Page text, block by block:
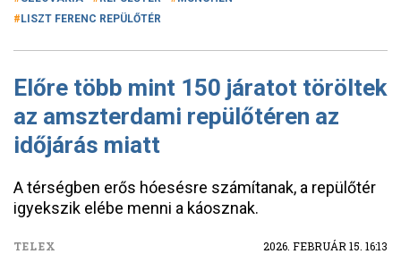
LISZT FERENC REPÜLŐTÉR
Előre több mint 150 járatot töröltek
az amszterdami repülőtéren az
időjárás miatt
A térségben erős hóesésre számítanak, a repülőtér
igyekszik elébe menni a káosznak.
TELEX 2026. FEBRUÁR 15. 16:13